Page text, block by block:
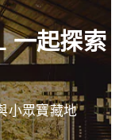
一起探索
小眾寶藏地